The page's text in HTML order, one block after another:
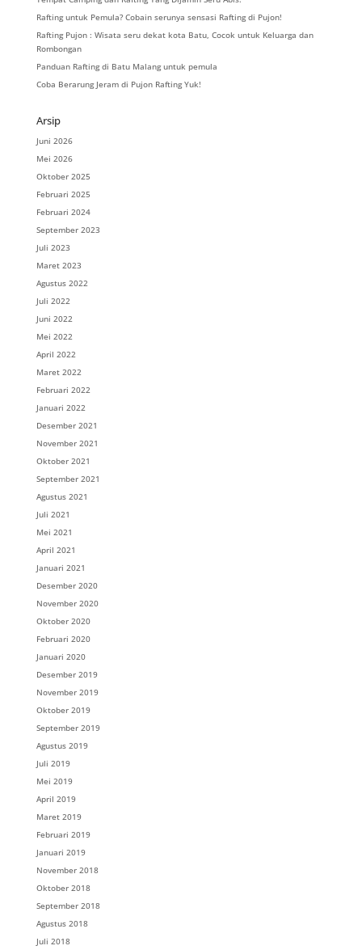
Rafting untuk Pemula? Cobain serunya sensasi Rafting di Pujon!
Rafting Pujon : Wisata seru dekat kota Batu, Cocok untuk Keluarga dan
Rombongan
Panduan Rafting di Batu Malang untuk pemula
Coba Berarung Jeram di Pujon Rafting Yuk!
Arsip
Juni 2026
Mei 2026
Oktober 2025
Februari 2025
Februari 2024
September 2023
Juli 2023
Maret 2023
Agustus 2022
Juli 2022
Juni 2022
Mei 2022
April 2022
Maret 2022
Februari 2022
Januari 2022
Desember 2021
November 2021
Oktober 2021
September 2021
Agustus 2021
Juli 2021
Mei 2021
April 2021
Januari 2021
Desember 2020
November 2020
Oktober 2020
Februari 2020
Januari 2020
Desember 2019
November 2019
Oktober 2019
September 2019
Agustus 2019
Juli 2019
Mei 2019
April 2019
Maret 2019
Februari 2019
Januari 2019
November 2018
Oktober 2018
September 2018
Agustus 2018
Juli 2018